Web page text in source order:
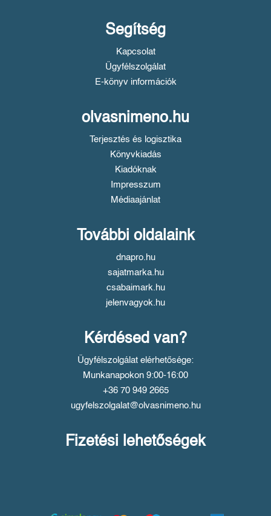
Segítség
Kapcsolat
Ügyfélszolgálat
E-könyv információk
olvasnimeno.hu
Terjesztés és logisztika
Könyvkiadás
Kiadóknak
Impresszum
Médiaajánlat
További oldalaink
dnapro.hu
sajatmarka.hu
csabaimark.hu
jelenvagyok.hu
Kérdésed van?
Ügyfélszolgálat elérhetősége:
Munkanapokon 9:00-16:00
+36 70 949 2665
ugyfelszolgalat@olvasnimeno.hu
Fizetési lehetőségek